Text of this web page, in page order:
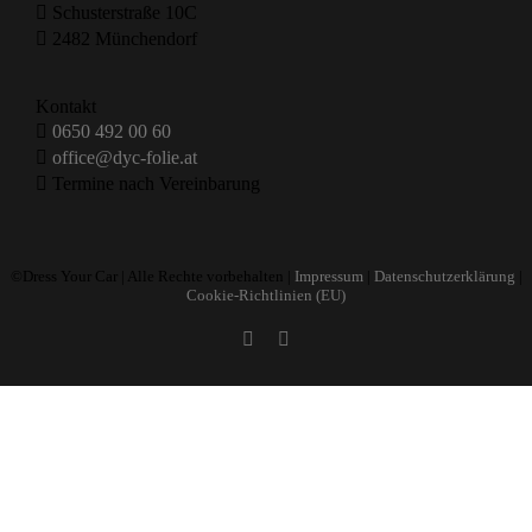
Schusterstraße 10C
2482 Münchendorf
Kontakt
0650 492 00 60
office@dyc-folie.at
Termine nach Vereinbarung
©Dress Your Car | Alle Rechte vorbehalten | Impressum| Datenschutzerklärung
Cookie-Richtlinien (EU)